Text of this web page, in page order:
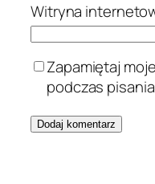
Witryna
Zapamiętaj
podczas